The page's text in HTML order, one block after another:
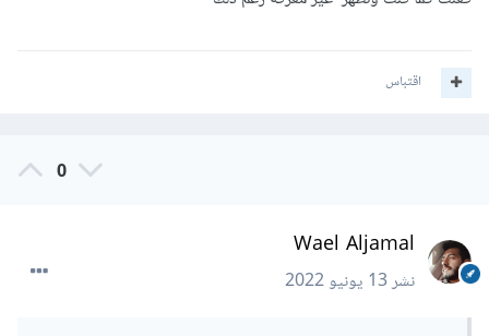
اقتباس
0
Wael Aljamal
نشر13 يونيو 2022